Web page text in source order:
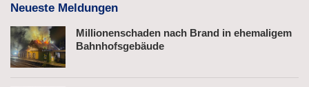
Neueste Meldungen
Millionenschaden nach Brand in ehemaligem
Bahnhofsgebäude